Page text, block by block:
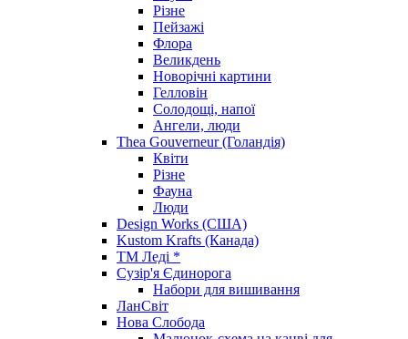
Різне
Пейзажі
Флора
Великдень
Новорічні картини
Гелловін
Солодощі, напої
Ангели, люди
Thea Gouverneur (Голандія)
Квіти
Різне
Фауна
Люди
Design Works (США)
Kustom Krafts (Канада)
ТМ Леді *
Сузір'я Єдинорога
Набори для вишивання
ЛанСвіт
Нова Слобода